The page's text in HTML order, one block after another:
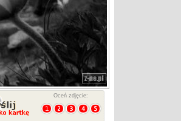
Oceń zdjęcie: